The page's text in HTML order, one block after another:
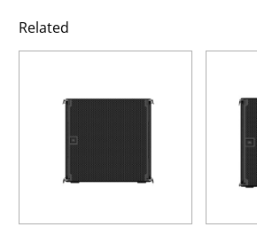
Related